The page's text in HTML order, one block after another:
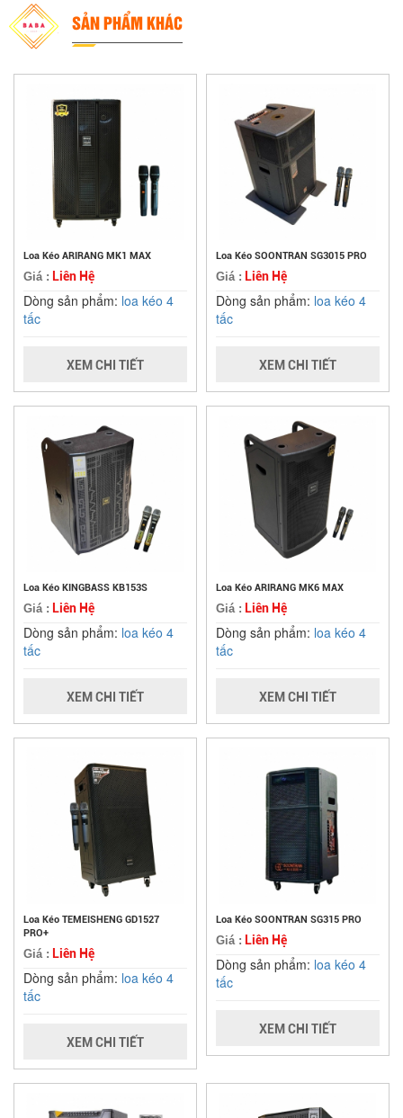
SẢN PHẨM KHÁC
Loa Kéo ARIRANG MK1 MAX
Giá : Liên Hệ
Dòng sản phẩm: loa kéo 4
tấc
XEM CHI TIẾT
Loa Kéo SOONTRAN SG3015 PRO
Giá : Liên Hệ
Dòng sản phẩm: loa kéo 4
tấc
XEM CHI TIẾT
Loa Kéo KINGBASS KB153S
Giá : Liên Hệ
Dòng sản phẩm: loa kéo 4
tấc
XEM CHI TIẾT
Loa Kéo ARIRANG MK6 MAX
Giá : Liên Hệ
Dòng sản phẩm: loa kéo 4
tấc
XEM CHI TIẾT
Loa Kéo TEMEISHENG GD1527
PRO+
Giá : Liên Hệ
Dòng sản phẩm: loa kéo 4
tấc
XEM CHI TIẾT
Loa Kéo SOONTRAN SG315 PRO
Giá : Liên Hệ
Dòng sản phẩm: loa kéo 4
tấc
XEM CHI TIẾT